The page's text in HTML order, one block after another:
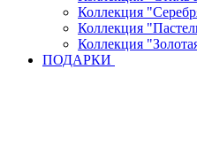
Коллекция
Коллекция
Коллекция
ПОДАРКИ